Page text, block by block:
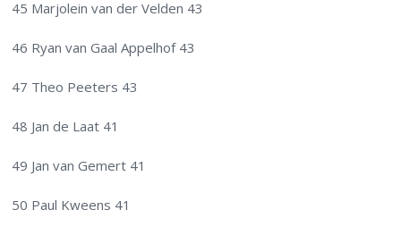
45 Marjolein van der Velden 43
46 Ryan van Gaal Appelhof 43
47 Theo Peeters 43
48 Jan de Laat 41
49 Jan van Gemert 41
50 Paul Kweens 41